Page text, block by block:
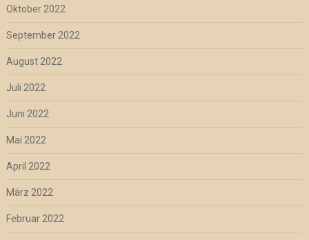
Oktober 2022
September 2022
August 2022
Juli 2022
Juni 2022
Mai 2022
April 2022
März 2022
Februar 2022